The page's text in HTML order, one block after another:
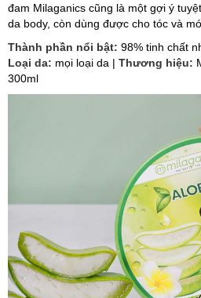
đam Milaganics cũng là một gợi ý
da body, còn dùng được cho tóc và
Thành phần nổi bật: 98% tinh chất
Loại da: mọi loại da | Thương hiệu:
300ml